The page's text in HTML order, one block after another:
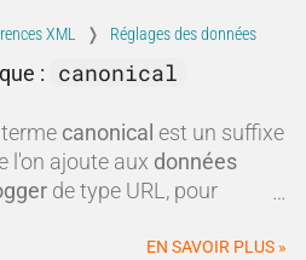
mort ? Est-il
dépassé ? Faut-il
lui préférer
autre plateforme ?Dans
tribune, nous allons
les critiques les plus
XML Réglages des données
: canonical
canonical est un suffixe
l'on ajoute aux données
de type URL, pour
EN SAVOIR PLUS »